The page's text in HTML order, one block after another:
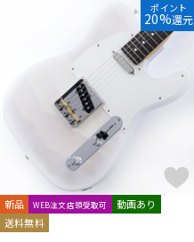
ポイント
20%還元
新品 WEB注文店頭受取可
動画あり
送料無料